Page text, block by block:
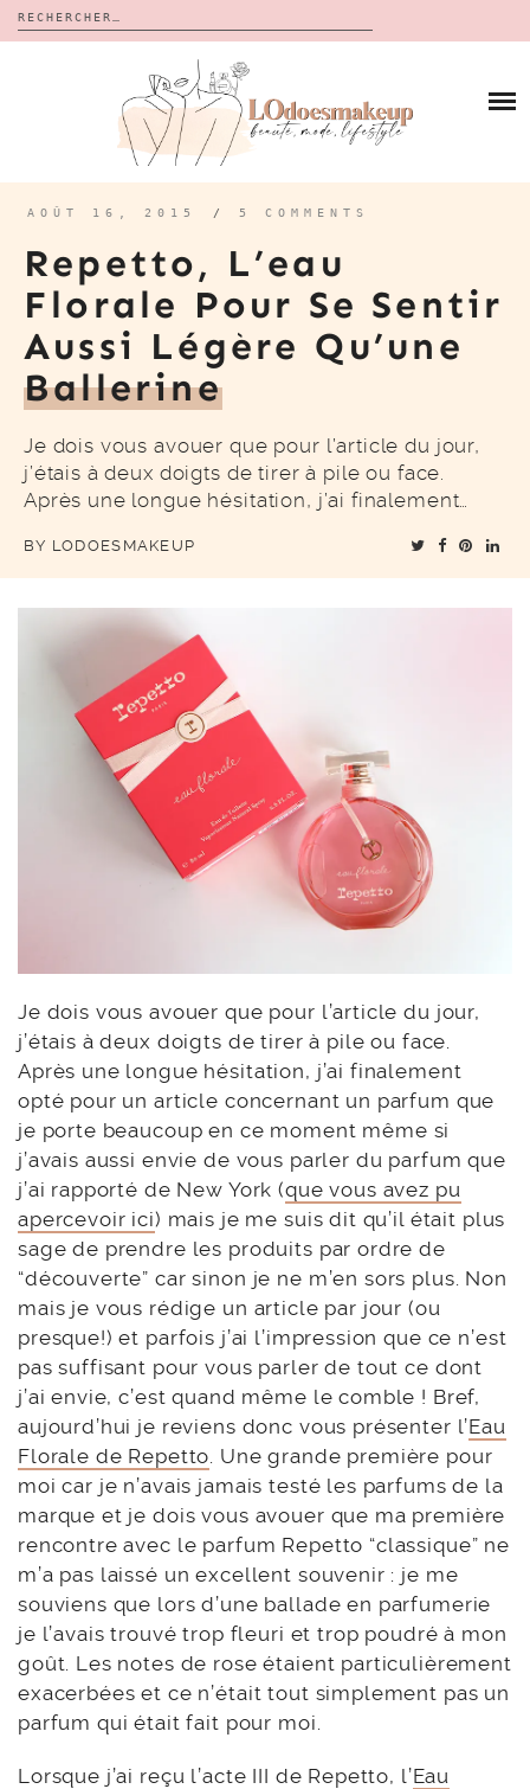
Rechercher :
CALENDRIERS DE L’AVENT
BON PLAN
À PROPOS
MES VIDÉOS
CONTACT
AOÛT 16, 2015 / 5 COMMENTS
Repetto, L’eau
Florale Pour Se Sentir
Aussi Légère Qu’une
Ballerine
Je dois vous avouer que pour l’article du jour,
j’étais à deux doigts de tirer à pile ou face.
Après une longue hésitation, j’ai finalement…
BY LODOESMAKEUP
Je dois vous avouer que pour l’article du jour,
j’étais à deux doigts de tirer à pile ou face.
Après une longue hésitation, j’ai finalement
opté pour un article concernant un parfum que
je porte beaucoup en ce moment même si
j’avais aussi envie de vous parler du parfum que
j’ai rapporté de New York (que vous avez pu
apercevoir ici) mais je me suis dit qu’il était plus
sage de prendre les produits par ordre de
“découverte” car sinon je ne m’en sors plus. Non
mais je vous rédige un article par jour (ou
presque!) et parfois j’ai l’impression que ce n’est
pas suffisant pour vous parler de tout ce dont
j’ai envie, c’est quand même le comble ! Bref,
aujourd’hui je reviens donc vous présenter l’Eau
Florale de Repetto. Une grande première pour
moi car je n’avais jamais testé les parfums de la
marque et je dois vous avouer que ma première
rencontre avec le parfum Repetto “classique” ne
m’a pas laissé un excellent souvenir : je me
souviens que lors d’une ballade en parfumerie
je l’avais trouvé trop fleuri et trop poudré à mon
goût. Les notes de rose étaient particulièrement
exacerbées et ce n’était tout simplement pas un
parfum qui était fait pour moi.
Lorsque j’ai reçu l’acte III de Repetto, l’Eau